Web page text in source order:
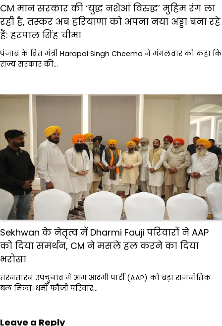
CM मान सरकार की ‘युद्ध नशेआं विरुद्ध’ मुहिम रंग ला
रही है, तस्कर अब हरियाणा को अपना नया अड्डा बना रहे
हैं: हरपाल सिंह चीमा
पंजाब के वित्त मंत्री Harapal Singh Cheema ने मंगलवार को कहा कि
राज्य सरकार की…
Sekhwan के नेतृत्व में Dharmi Fauji परिवारों ने AAP
को दिया समर्थन, CM ने मसले हल करने का दिया
भरोसा
तरनतारन उपचुनाव में आम आदमी पार्टी (AAP) को बड़ा राजनीतिक
बल मिला। धर्मी फौजी परिवार…
Leave a Reply